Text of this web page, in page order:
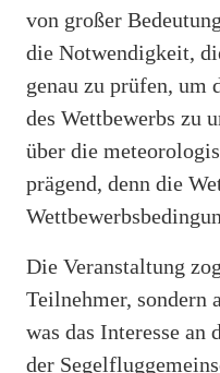
von großer
die Notwendigkeit,
genau zu prüfen, um
des Wettbewerbs zu
über die
prägend, denn die
Die Veranstaltung
Teilnehmer, sondern
was das Interesse
der